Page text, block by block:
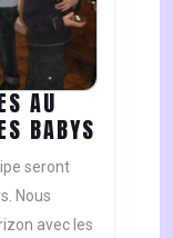
AU
BABYS
seront
Nous
avec les